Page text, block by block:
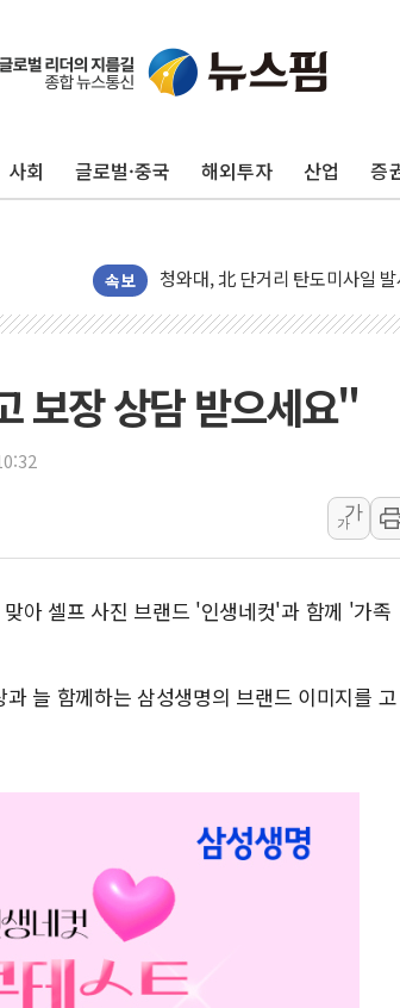
사회 글로벌·중국 해외투자 산업 증
속보
김정관 장관 "영업이익 N% 성
뉴욕증시 프리뷰, 미 주가선물
금값 7주 만에 최고…美 고용 둔
[인도증시] 중동 긴장 완화에 실
[베트남 증시] 지수 하락 속
'월가의 황제' 다이먼 "금융시장
김정관 산업부 장관 "주 52시간
해군 1함대 창설 80주년…지역
[3보] 북, 원산서 동해로 단거리
우크라 드론 전술, 중남미 콜롬
구미 폐염산처리업체서 불 2시
강원도 폭염특보 11일째…온열
[코인 시황] 비트코인, ETF 자
[르포] 39도 폭염 속 잠실 개표
보장 상담 받으세요"
가
가
아 셀프 사진 브랜드 '인생네컷'과 함께 '가족
늘 함께하는 삼성생명의 브랜드 이미지를 고